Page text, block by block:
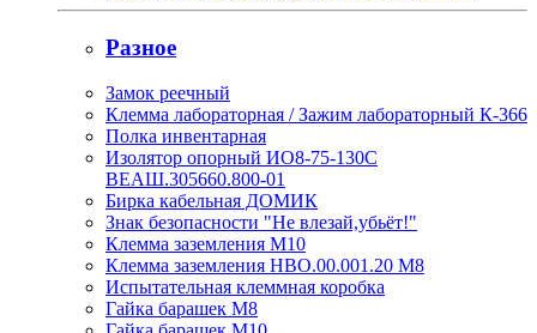
Разное
Замок реечный
Клемма лабораторная / Зажим лабораторный К-366
Полка инвентарная
Изолятор опорный ИО8-75-130С
ВЕАШ.305660.800-01
Бирка кабельная ДОМИК
Знак безопасности "Не влезай,убьёт!"
Клемма заземления М10
Клемма заземления НВО.00.001.20 М8
Испытательная клеммная коробка
Гайка барашек М8